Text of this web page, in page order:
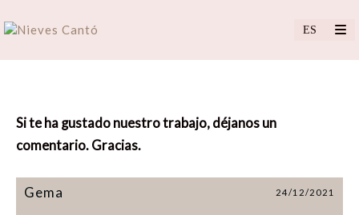
Si te ha gustado nuestro trabajo, déjanos un
comentario. Gracias.
Gema 24/12/2021